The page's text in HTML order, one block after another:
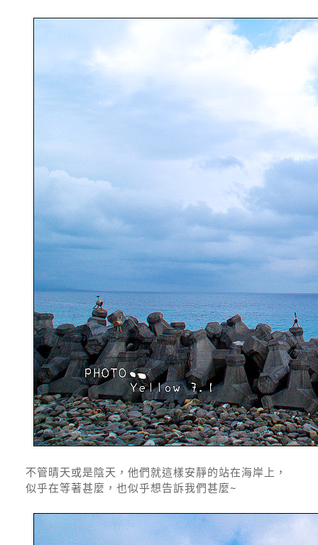
不管晴天或是陰天，他們就這樣安靜的站在海岸上，
似乎在等著甚麼，也似乎想告訴我們甚麼~